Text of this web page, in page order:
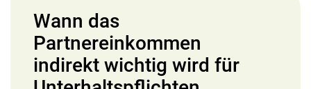
Wann das
Partnereinkommen
indirekt wichtig wird für